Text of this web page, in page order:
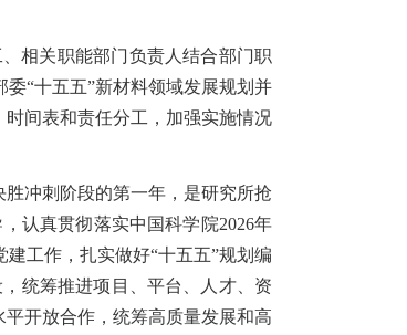
相关职能部门负责人结合部门职
“十五五”新材料领域发展规划并
间表和责任分工，加强实施情况
冲刺阶段的第一年，是研究所抢
认真贯彻落实中国科学院2026年
工作，扎实做好“十五五”规划编
统筹推进项目、平台、人才、资
开放合作，统筹高质量发展和高